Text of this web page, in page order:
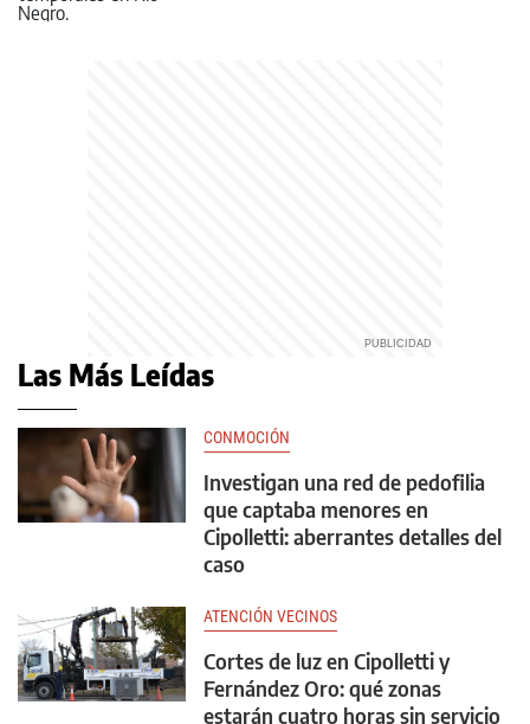
Las Más Leídas
CONMOCIÓN
Investigan una red de pedofilia
que captaba menores en
Cipolletti: aberrantes detalles del
caso
ATENCIÓN VECINOS
Cortes de luz en Cipolletti y
Fernández Oro: qué zonas
estarán cuatro horas sin servicio